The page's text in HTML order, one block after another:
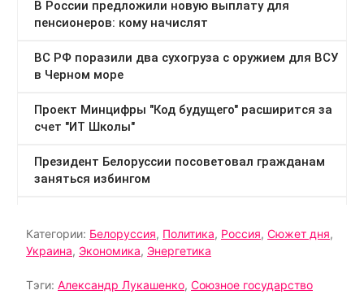
Категории: Белоруссия, Политика, Россия, Сюжет дня,
Украина, Экономика, Энергетика
Тэги: Александр Лукашенко, Союзное государство